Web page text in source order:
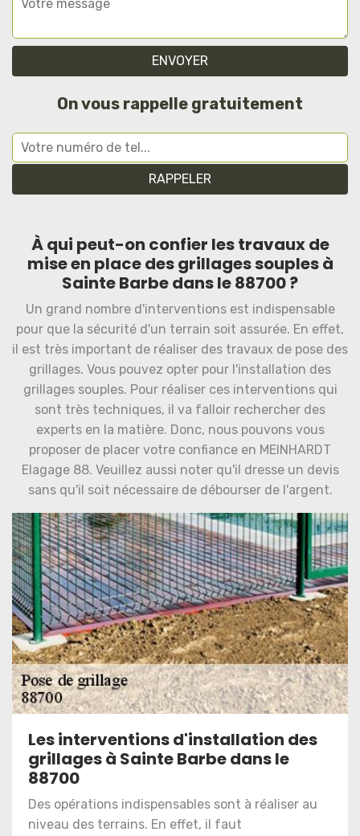
On vous rappelle gratuitement
À qui peut-on confier les travaux de
mise en place des grillages souples à
Sainte Barbe dans le 88700 ?
Un grand nombre d'interventions est indispensable
pour que la sécurité d'un terrain soit assurée. En effet,
il est très important de réaliser des travaux de pose des
grillages. Vous pouvez opter pour l'installation des
grillages souples. Pour réaliser ces interventions qui
sont très techniques, il va falloir rechercher des
experts en la matière. Donc, nous pouvons vous
proposer de placer votre confiance en MEINHARDT
Elagage 88. Veuillez aussi noter qu'il dresse un devis
sans qu'il soit nécessaire de débourser de l'argent.
Les interventions d'installation des
grillages à Sainte Barbe dans le
88700
Des opérations indispensables sont à réaliser au
niveau des terrains. En effet, il faut